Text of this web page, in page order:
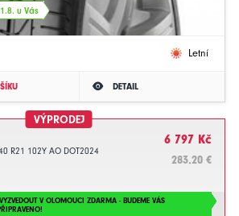
u Vás
Letní
DETAIL
VÝPRODEJ
R21 102Y AO DOT2024
6 797 Kč
283.20 €
V OLOMOUCI ZDARMA - BUDEME VÁS